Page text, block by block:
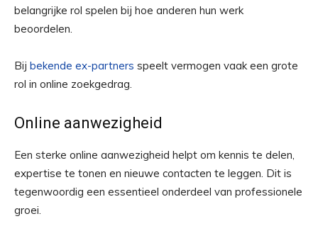
belangrijke rol spelen bij hoe anderen hun werk
beoordelen.
Bij bekende ex-partners speelt vermogen vaak een grote
rol in online zoekgedrag.
Online aanwezigheid
Een sterke online aanwezigheid helpt om kennis te delen,
expertise te tonen en nieuwe contacten te leggen. Dit is
tegenwoordig een essentieel onderdeel van professionele
groei.